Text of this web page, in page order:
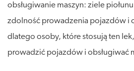
obsługiwanie maszyn: ziele
zdolność prowadzenia pojazdów i
dlatego osoby, które stosują ten
prowadzić pojazdów i obsługiwać